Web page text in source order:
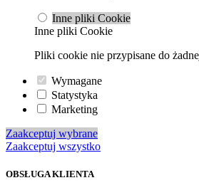
Inne pliki Cookie
Inne pliki Cookie
Pliki cookie nie przypisane do
Wymagane
Statystyka
Marketing
Zaakceptuj wybrane
Zaakceptuj wszystko
OBSŁUGA KLIENTA